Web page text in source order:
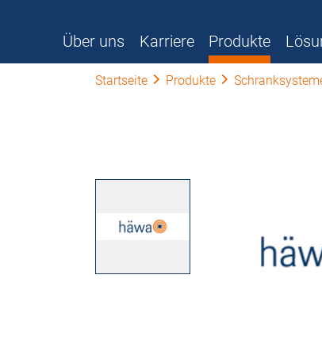
Über uns Karriere Produkte
Startseite Produkte